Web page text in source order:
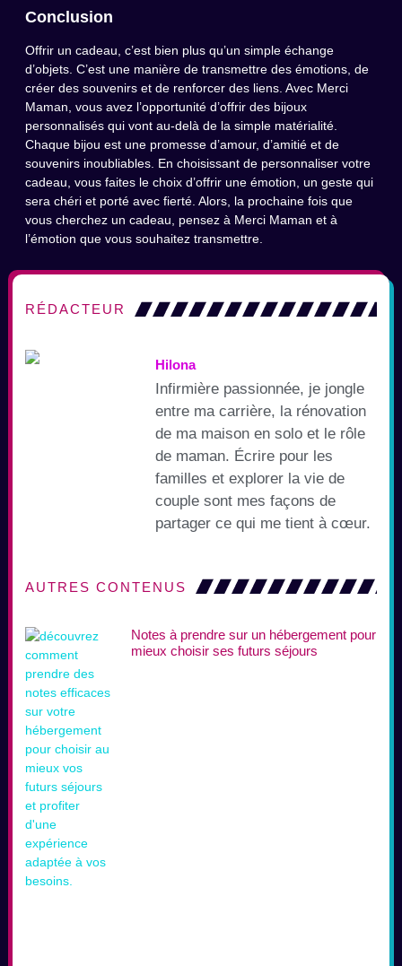
Conclusion
Offrir un cadeau, c’est bien plus qu’un simple échange
d’objets. C’est une manière de transmettre des émotions, de
créer des souvenirs et de renforcer des liens. Avec Merci
Maman, vous avez l’opportunité d’offrir des bijoux
personnalisés qui vont au-delà de la simple matérialité.
Chaque bijou est une promesse d’amour, d’amitié et de
souvenirs inoubliables. En choisissant de personnaliser votre
cadeau, vous faites le choix d’offrir une émotion, un geste qui
sera chéri et porté avec fierté. Alors, la prochaine fois que
vous cherchez un cadeau, pensez à Merci Maman et à
l’émotion que vous souhaitez transmettre.
RÉDACTEUR
Hilona
Infirmière passionnée, je jongle
entre ma carrière, la rénovation
de ma maison en solo et le rôle
de maman. Écrire pour les
familles et explorer la vie de
couple sont mes façons de
partager ce qui me tient à cœur.
AUTRES CONTENUS
Notes à prendre sur un hébergement pour
mieux choisir ses futurs séjours